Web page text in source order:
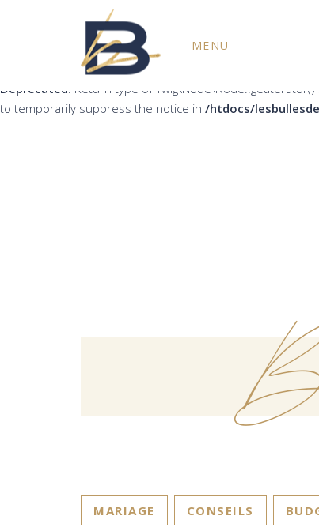
: Return type of Twig\Node\Node::count()
/htdocs/lesbullesdebonheur.fr/wp-
Deprecated: Return type of
to temporarily suppress the notice in /htdocs/
MENU
MARIAGE CONSEILS